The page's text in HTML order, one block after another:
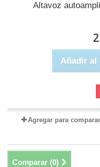
Altavoz
Añadir al
Agregar para comparar
Comparar (0)